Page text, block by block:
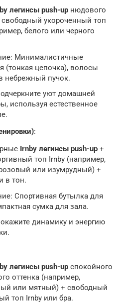
легинсы push-up нюдового
свободный укороченный топ
белого или черного
Минималистичные
(тонкая цепочка), волосы
небрежный пучок.
уют домашней
используя естественное
:
Irnby легинсы push-up +
топ Irnby (например,
или изумрудный) +
в тон.
Спортивная бутылка для
сумка для зала.
динамику и энергию
легинсы push-up спокойного
оттенка (например,
или мятный) + свободный
топ Irnby или бра.